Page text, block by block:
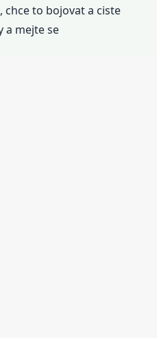
chce to bojovat a ciste
a mejte se